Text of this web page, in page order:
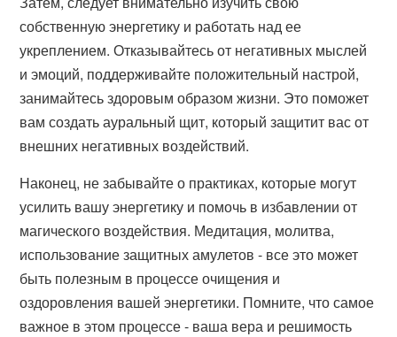
собственную энергетику и работать над ее
укреплением. Отказывайтесь от негативных мыслей
и эмоций, поддерживайте положительный настрой,
занимайтесь здоровым образом жизни. Это поможет
вам создать ауральный щит, который защитит вас от
внешних негативных воздействий.
Наконец, не забывайте о практиках, которые могут
усилить вашу энергетику и помочь в избавлении от
магического воздействия. Медитация, молитва,
использование защитных амулетов - все это может
быть полезным в процессе очищения и
оздоровления вашей энергетики. Помните, что самое
важное в этом процессе - ваша вера и решимость